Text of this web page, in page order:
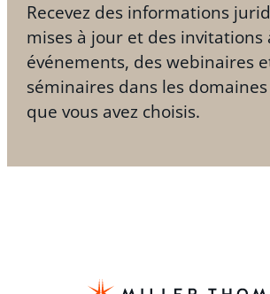
Recevez des informations
mises à jour et des invitations
événements, des webinaires
séminaires dans les
que vous avez choisis.